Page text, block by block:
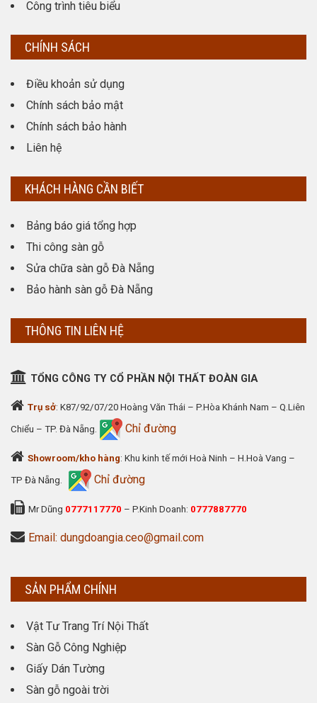
Công trình tiêu biểu
CHÍNH SÁCH
Điều khoản sử dụng
Chính sách bảo mật
Chính sách bảo hành
Liên hệ
KHÁCH HÀNG CẦN BIẾT
Bảng báo giá tổng hợp
Thi công sàn gỗ
Sửa chữa sàn gỗ Đà Nẵng
Bảo hành sàn gỗ Đà Nẵng
THÔNG TIN LIÊN HỆ
TỔNG CÔNG TY CỔ PHẦN NỘI THẤT ĐOÀN GIA
Trụ sở: K87/92/07/20 Hoàng Văn Thái – P.Hòa Khánh Nam – Q.Liên
Chiểu – TP. Đà Nẵng. Chỉ đường
Showroom/kho hàng: Khu kinh tế mới Hoà Ninh – H.Hoà Vang –
TP Đà Nẵng. Chỉ đường
Mr Dũng 0777117770 – P.Kinh Doanh: 0777887770
Email: dungdoangia.ceo@gmail.com
SẢN PHẨM CHÍNH
Vật Tư Trang Trí Nội Thất
Sàn Gỗ Công Nghiệp
Giấy Dán Tường
Sàn gỗ ngoài trời